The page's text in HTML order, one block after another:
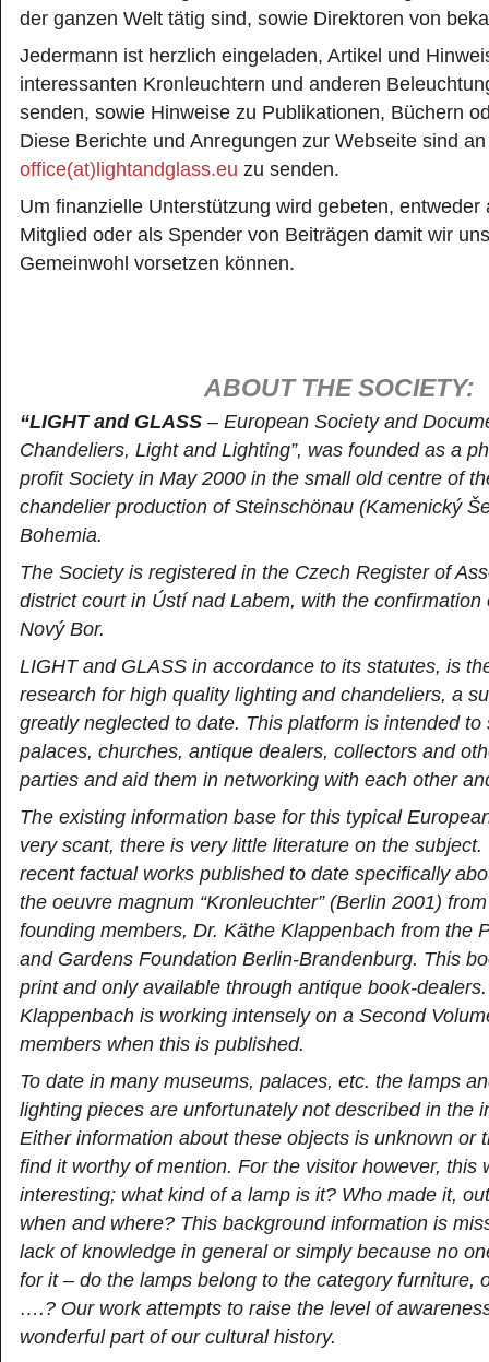
der ganzen Welt tätig sind, sowie Direktoren von
Jedermann ist herzlich eingeladen, Artikel und
interessanten Kronleuchtern und anderen
senden, sowie Hinweise zu Publikationen, Büchern
Diese Berichte und Anregungen zur Webseite sind
office(at)lightandglass.eu zu senden.
Um finanzielle Unterstützung wird gebeten, entweder
Mitglied oder als Spender von Beiträgen damit wir
Gemeinwohl vorsetzen können.
ABOUT THE SOCIETY:
“LIGHT and GLASS – European Society and
Chandeliers, Light and Lighting”, was founded as a
profit Society in May 2000 in the small old centre of
chandelier production of Steinschönau (Kamenický
Bohemia.
The Society is registered in the Czech Register of
district court in Ústí nad Labem, with the confirmation
Nový Bor.
LIGHT and GLASS in accordance to its statutes, is
research for high quality lighting and chandeliers, a
greatly neglected to date. This platform is intended to
palaces, churches, antique dealers, collectors and
parties and aid them in networking with each other
The existing information base for this typical
very scant, there is very little literature on the
recent factual works published to date specifically
the oeuvre magnum “Kronleuchter” (Berlin 2001)
founding members, Dr. Käthe Klappenbach from the
and Gardens Foundation Berlin-Brandenburg. This
print and only available through antique book-
Klappenbach is working intensely on a Second
members when this is published.
To date in many museums, palaces, etc. the lamps
lighting pieces are unfortunately not described in the
Either information about these objects is unknown or
find it worthy of mention. For the visitor however, this
interesting; what kind of a lamp is it? Who made it,
when and where? This background information is
lack of knowledge in general or simply because no
for it – do the lamps belong to the category furniture,
….? Our work attempts to raise the level of
wonderful part of our cultural history.